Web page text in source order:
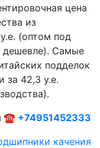
цена
из
(оптом под
дешевле). Самые
подделок
за 42,3 у.е.
☎ +74951452333
качения